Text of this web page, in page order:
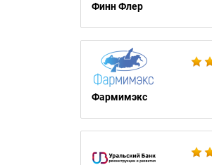
Финн Флер
Фармимэкс